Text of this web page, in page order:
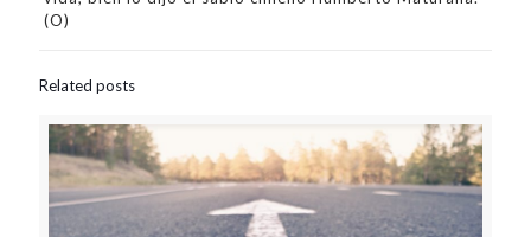
(O)
Related posts